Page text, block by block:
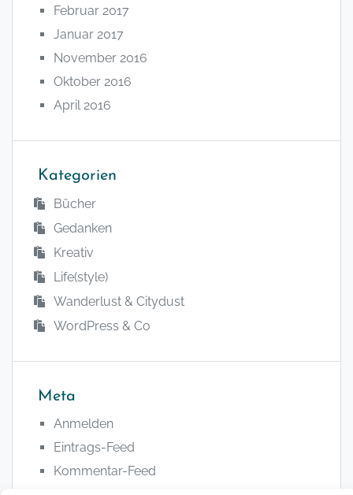
Februar 2017
Januar 2017
November 2016
Oktober 2016
April 2016
Kategorien
Bücher
Gedanken
Kreativ
Life(style)
Wanderlust & Citydust
WordPress & Co
Meta
Anmelden
Eintrags-Feed
Kommentar-Feed